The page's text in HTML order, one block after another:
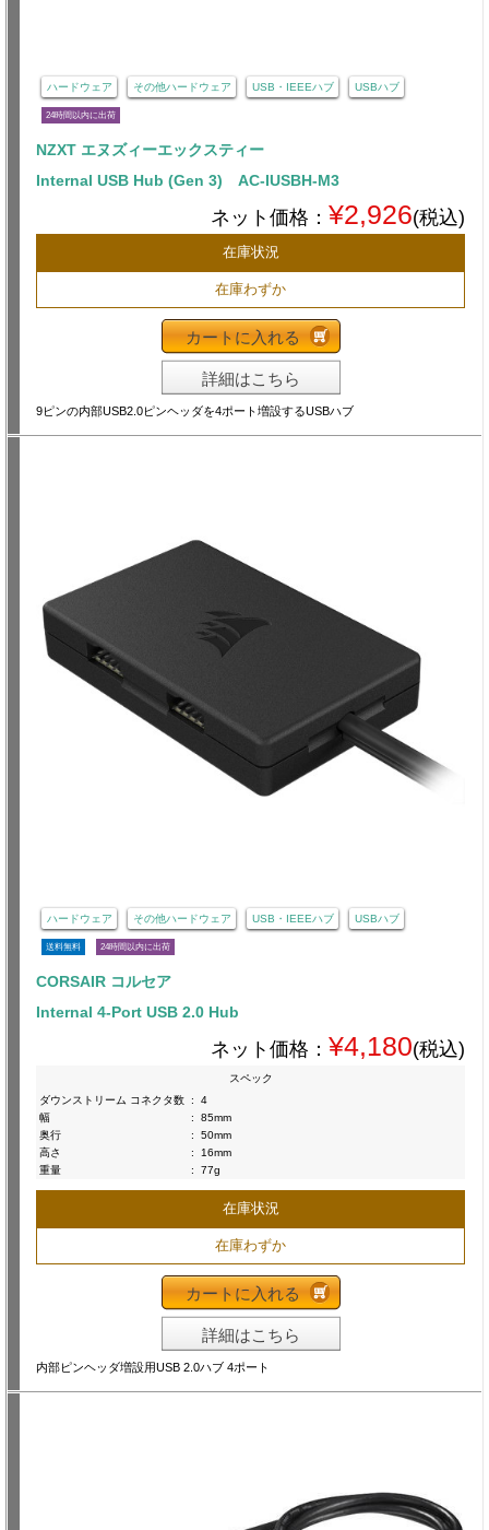
ハードウェア その他ハードウェア USB・IEEEハブ USBハブ
24時間以内に出荷
NZXT エヌズィーエックスティー
Internal USB Hub (Gen 3) AC-IUSBH-M3
ネット価格： ¥2,926(税込)
在庫状況
在庫わずか
カートに入れる
詳細はこちら
9ピンの内部USB2.0ピンヘッダを4ポート増設するUSBハブ
ハードウェア その他ハードウェア USB・IEEEハブ USBハブ
送料無料 24時間以内に出荷
CORSAIR コルセア
Internal 4-Port USB 2.0 Hub
ネット価格： ¥4,180(税込)
スペック
ダウンストリーム コネクタ数 :
4
幅
:
85mm
奥行
:
50mm
高さ
:
16mm
重量
: 77g
在庫状況
在庫わずか
カートに入れる
詳細はこちら
内部ピンヘッダ増設用USB 2.0ハブ 4ポート